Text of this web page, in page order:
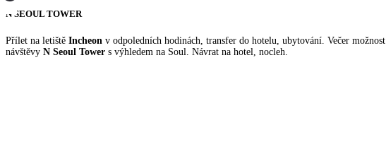
N SEOUL TOWER
Přílet na letiště Incheon v odpoledních hodinách, transfer do hotelu, ubytování. Večer možnost
návštěvy N Seoul Tower s výhledem na Soul. Návrat na hotel, nocleh.